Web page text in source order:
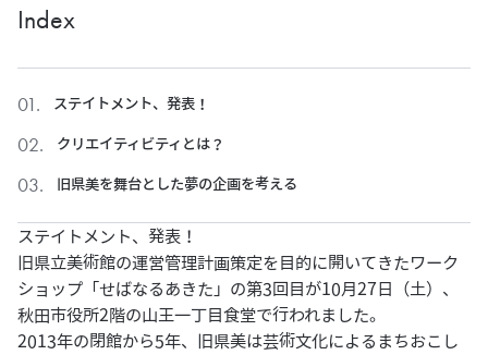
Index
ステイトメント、発表！
クリエイティビティとは？
旧県美を舞台とした夢の企画を考える
ステイトメント、発表！
旧県立美術館の運営管理計画策定を目的に開いてきたワーク
ショップ「せばなるあきた」の第3回目が10月27日（土）、
秋田市役所2階の山王一丁目食堂で行われました。
2013年の閉館から5年、旧県美は芸術文化によるまちおこし